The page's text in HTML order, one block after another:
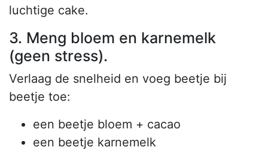
luchtige cake.
3. Meng bloem en karnemelk
(geen stress).
Verlaag de snelheid en voeg beetje bij
beetje toe:
een beetje bloem + cacao
een beetje karnemelk